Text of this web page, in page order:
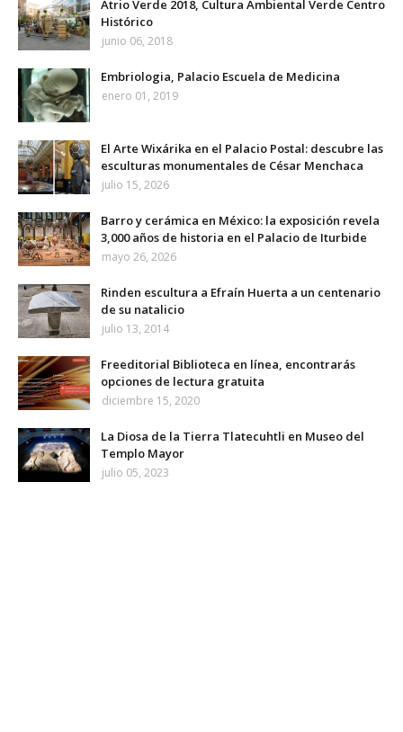
Atrio Verde 2018, Cultura Ambiental Verde Centro
Histórico
junio 06, 2018
Embriologia, Palacio Escuela de Medicina
enero 01, 2019
El Arte Wixárika en el Palacio Postal: descubre las
esculturas monumentales de César Menchaca
julio 15, 2026
Barro y cerámica en México: la exposición revela
3,000 años de historia en el Palacio de Iturbide
mayo 26, 2026
Rinden escultura a Efraín Huerta a un centenario
de su natalicio
julio 13, 2014
Freeditorial Biblioteca en línea, encontrarás
opciones de lectura gratuita
diciembre 15, 2020
La Diosa de la Tierra Tlatecuhtli en Museo del
Templo Mayor
julio 05, 2023